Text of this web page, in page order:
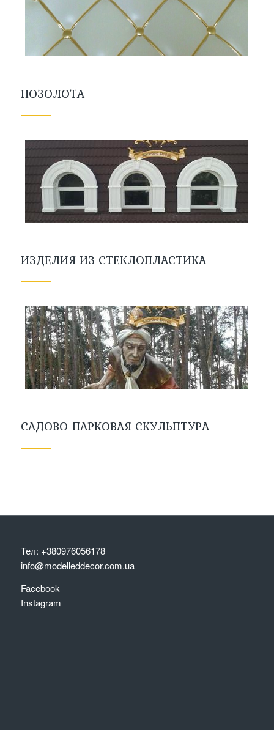
ПОЗОЛОТА
ИЗДЕЛИЯ ИЗ СТЕКЛОПЛАСТИКА
САДОВО-ПАРКОВАЯ СКУЛЬПТУРА
Тел: +380976056178
info@modelleddecor.com.ua
Facebook
Instagram